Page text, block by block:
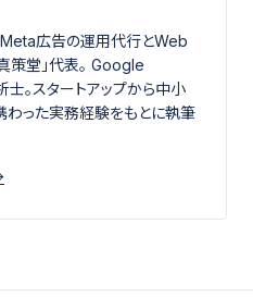
広告の運用代行とWeb
策堂」代表。 Google
。スタートアップから中小
った実務経験をもとに執筆